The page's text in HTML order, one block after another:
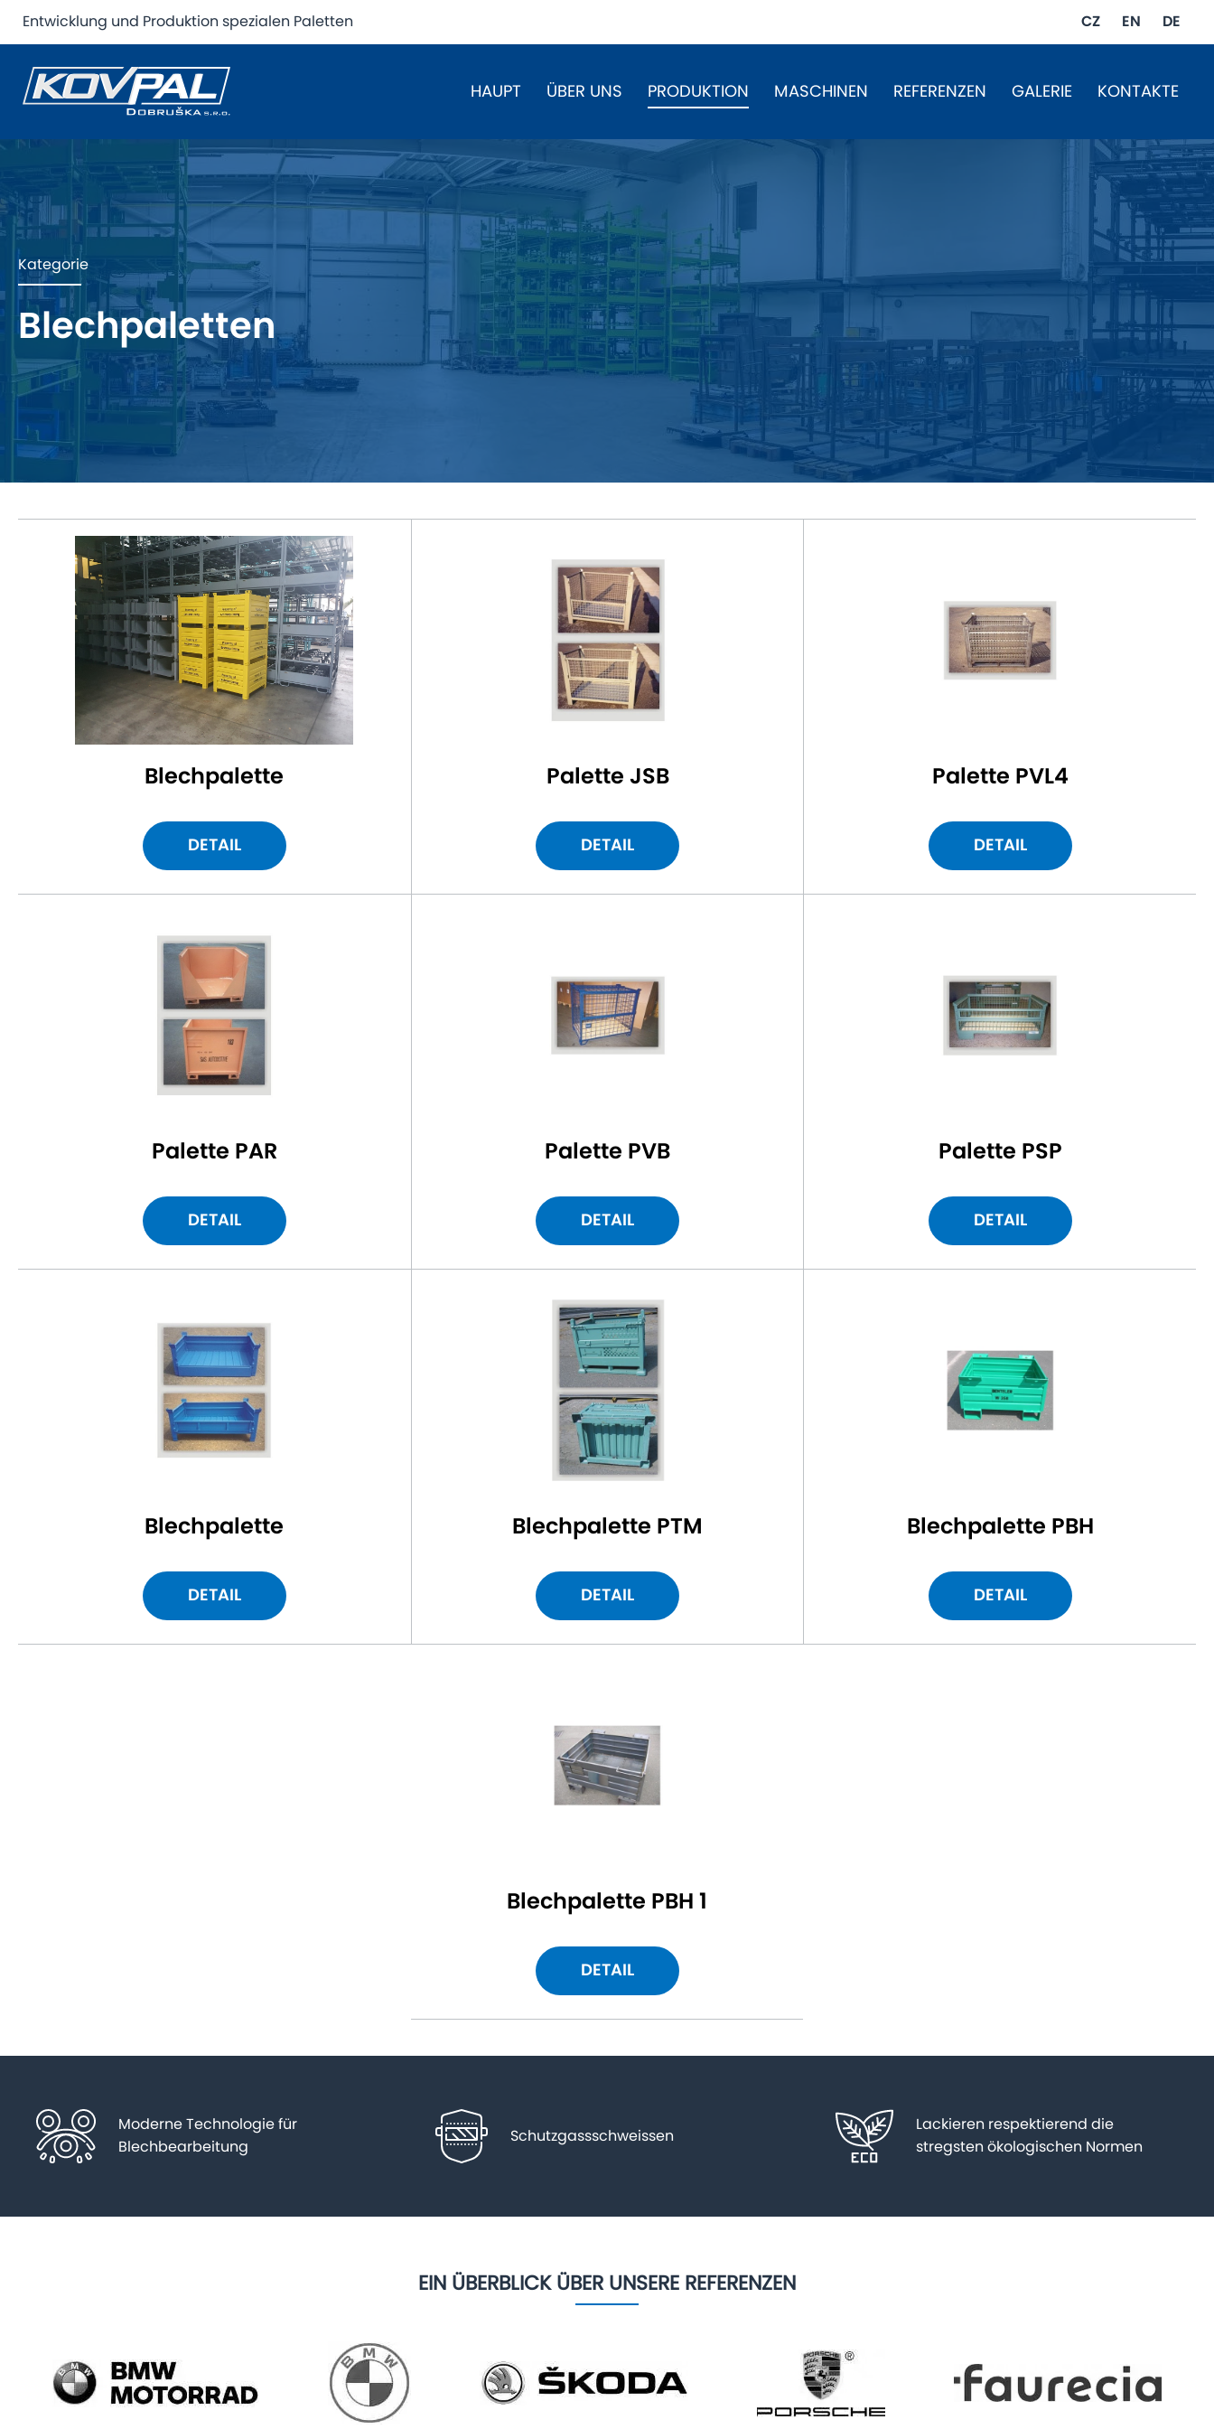
Entwicklung und Produktion spezialen Paletten CZ EN DE
HAUPT ÜBER UNS PRODUKTION MASCHINEN REFERENZEN GALERIE KONTAKTE
Kategorie
Blechpaletten
Blechpalette
DETAIL
Palette JSB
DETAIL
Palette PVL4
DETAIL
Palette PAR
DETAIL
Palette PVB
DETAIL
Palette PSP
DETAIL
Blechpalette
DETAIL
Blechpalette PTM
DETAIL
Blechpalette PBH
DETAIL
Blechpalette PBH 1
DETAIL
Moderne Technologie für
Blechbearbeitung
Schutzgassschweissen
Lackieren respektierend die
stregsten ökologischen Normen
EIN ÜBERBLICK ÜBER UNSERE REFERENZEN